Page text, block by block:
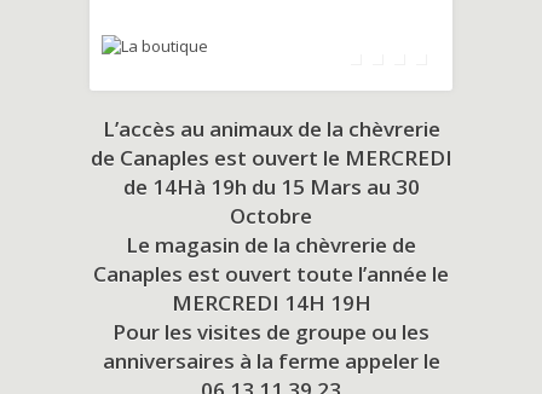
L’accès au animaux de la chèvrerie
de Canaples est ouvert le MERCREDI
de 14Hà 19h du 15 Mars au 30
Octobre
Le magasin de la chèvrerie de
Canaples est ouvert toute l’année le
MERCREDI 14H 19H
Pour les visites de groupe ou les
anniversaires à la ferme appeler le